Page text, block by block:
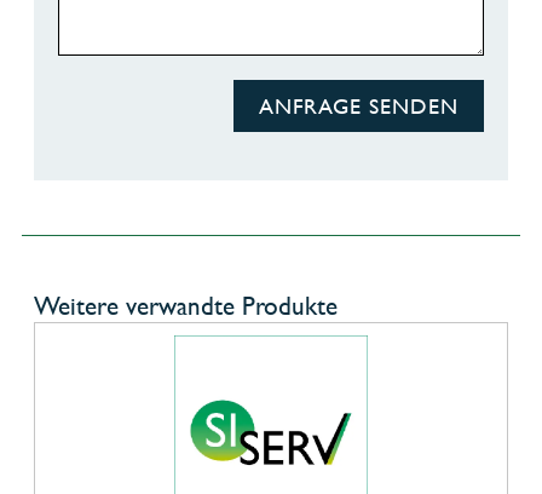
ANFRAGE SENDEN
Weitere verwandte Produkte